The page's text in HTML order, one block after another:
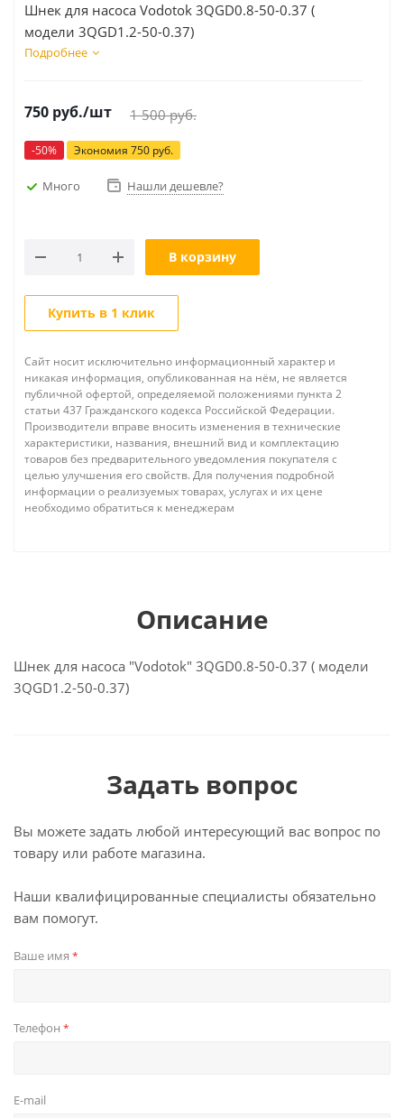
Шнек для насоса Vodotok 3QGD0.8-50-0.37 (
модели 3QGD1.2-50-0.37)
Подробнее
750 руб./шт 1 500руб.
-50% Экономия 750 руб.
Много Нашли дешевле?
В корзину
Купить в 1 клик
Сайт носит исключительно информационный характер и
никакая информация, опубликованная на нём, не является
публичной офертой, определяемой положениями пункта 2
статьи 437 Гражданского кодекса Российской Федерации.
Производители вправе вносить изменения в технические
характеристики, названия, внешний вид и комплектацию
товаров без предварительного уведомления покупателя с
целью улучшения его свойств. Для получения подробной
информации о реализуемых товарах, услугах и их цене
необходимо обратиться к менеджерам
Описание
Шнек для насоса "Vodotok" 3QGD0.8-50-0.37 ( модели
3QGD1.2-50-0.37)
Задать вопрос
Вы можете задать любой интересующий вас вопрос по
товару или работе магазина.
Наши квалифицированные специалисты обязательно
вам помогут.
Ваше имя *
Телефон *
E-mail